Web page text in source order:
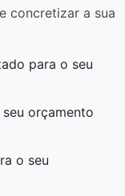
concretizar a sua
para o seu
orçamento
o seu